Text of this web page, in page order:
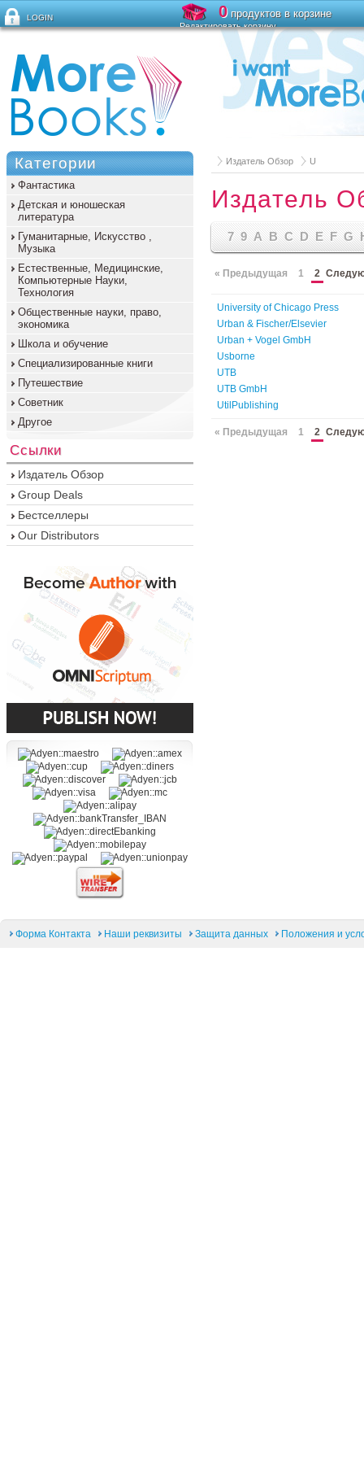
Издатель Обзор U
Издатель
7 9 A B C D E F G
« Предыдущая 1 2
University of Chicago Press
Urban & Fischer/Elsevier
Urban + Vogel GmbH
Usborne
UTB
UTB GmbH
UtilPublishing
« Предыдущая 1 2
Категории
Фантастика
Детская и юношеская
литература
Гуманитарные, Искусство ,
Музыка
Естественные, Медицинские,
Компьютерные Науки,
Технология
Общественные науки, право,
экономика
Школа и обучение
Специализированные книги
Путешествие
Советник
Другое
Ссылки
Издатель Обзор
Group Deals
Бестселлеры
Our Distributors
Форма Контакта Наши реквизиты Защита данных Положения и
LOGIN
Забыли пароль?
0продуктов в корзине
Редактировать корзину